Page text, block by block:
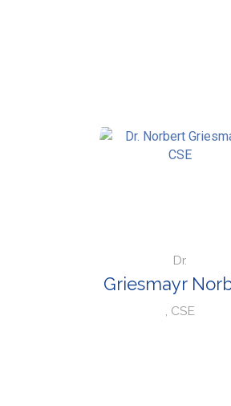
Dr.
Griesmayr
, CSE